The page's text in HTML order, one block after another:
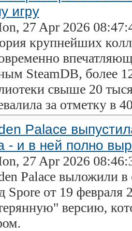
игру
27 Apr 2026
крупнейших
SteamDB, более
свыше 20
за отметку в
Palace
- и в ней полно
27 Apr 2026
Palace выложили
Spore от 19 февраля
версию,